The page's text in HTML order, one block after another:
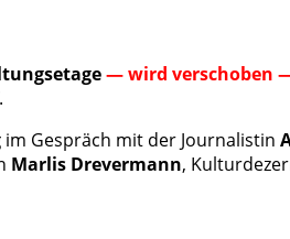
— wird verschoben
.
im Gespräch mit der Journalistin
Marlis Drevermann,